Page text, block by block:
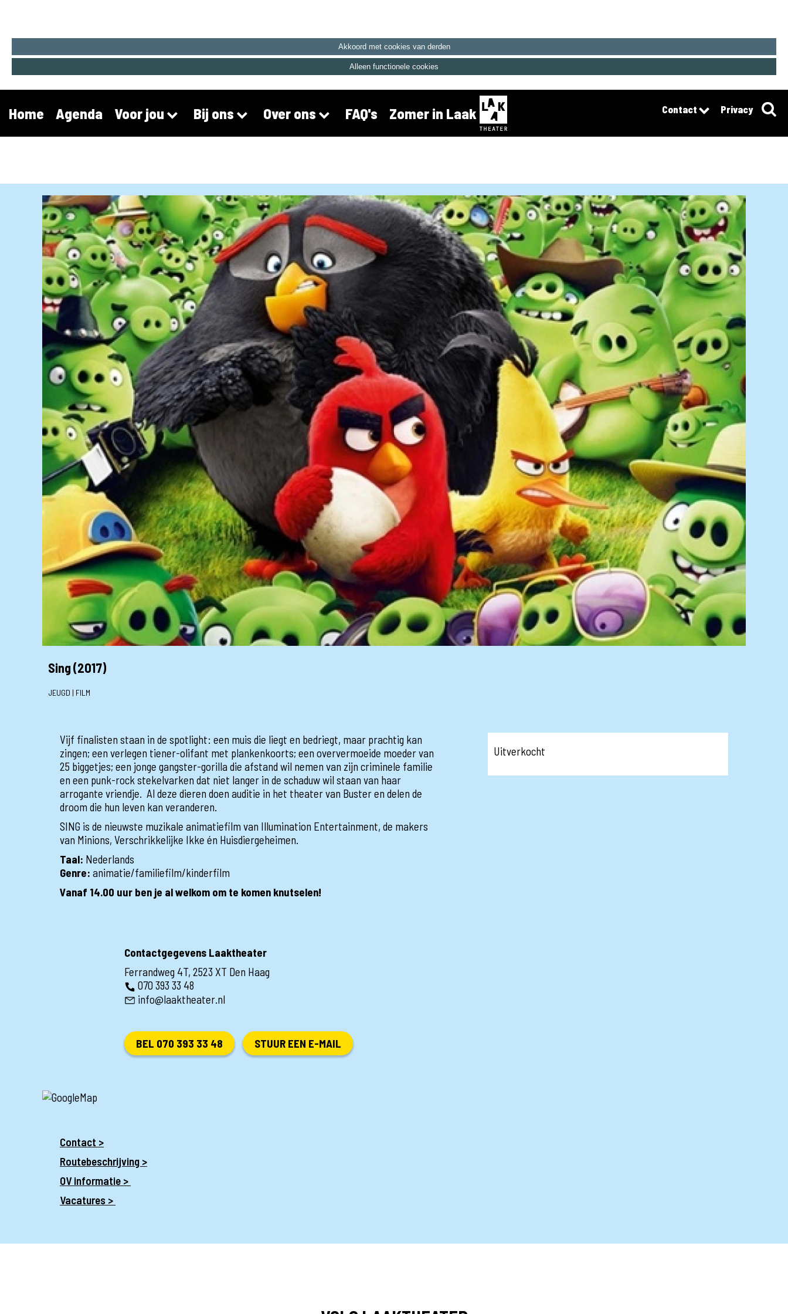
Akkoord met cookies van derden
Alleen functionele cookies
Home Agenda Voor jou Bij ons Over ons FAQ's Zomer in Laak Contact Privacy
Sing (2017)
JEUGD | FILM
Vijf finalisten staan in de spotlight: een muis die liegt en bedriegt, maar prachtig kan
zingen; een verlegen tiener-olifant met plankenkoorts; een oververmoeide moeder van
25 biggetjes; een jonge gangster-gorilla die afstand wil nemen van zijn criminele familie
en een punk-rock stekelvarken dat niet langer in de schaduw wil staan van haar
arrogante vriendje. Al deze dieren doen auditie in het theater van Buster en delen de
droom die hun leven kan veranderen.
SING is de nieuwste muzikale animatiefilm van Illumination Entertainment, de makers
van Minions, Verschrikkelijke Ikke én Huisdiergeheimen.
Taal: Nederlands
Genre: animatie/familiefilm/kinderfilm
Vanaf 14.00 uur ben je al welkom om te komen knutselen!
Uitverkocht
Contactgegevens Laaktheater
Ferrandweg 4T, 2523 XT Den Haag
070 393 33 48
info@laaktheater.nl
BEL 070 393 33 48 STUUR EEN E-MAIL
Contact >
Routebeschrijving >
OV informatie >
Vacatures >